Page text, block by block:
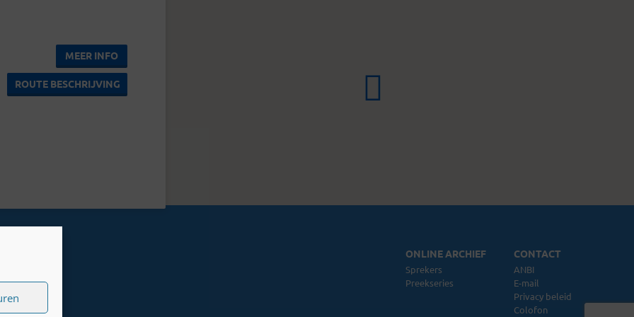
MEER INFO
ROUTE BESCHRIJVING
ONLINE ARCHIEF
Sprekers
Preekseries
CONTACT
ANBI
E-mail
Privacy beleid
Colofon